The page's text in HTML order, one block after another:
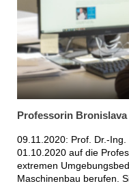
Professorin
09.11.2020: Prof. Dr.-
01.10.2020 auf die
extremen
Maschinenbau berufen.